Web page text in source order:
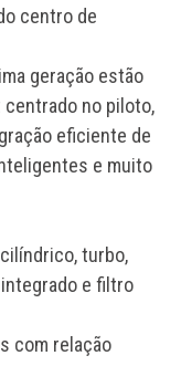
centro de
geração estão
centrado no piloto,
eficiente de
e muito
turbo,
e filtro
com relação